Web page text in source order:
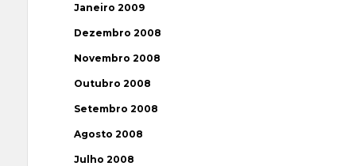
Janeiro 2009
Dezembro 2008
Novembro 2008
Outubro 2008
Setembro 2008
Agosto 2008
Julho 2008